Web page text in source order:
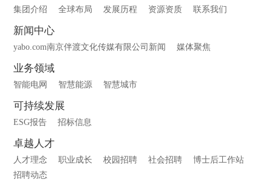
集团介绍 全球布局 发展历程 资源资质 联系我们
新闻中心
yabo.com南京伴渡文化传媒有限公司新闻 媒体聚焦
业务领域
智能电网 智慧能源 智慧城市
可持续发展
ESG报告 招标信息
卓越人才
人才理念 职业成长 校园招聘 社会招聘
博士后工作站
招聘动态